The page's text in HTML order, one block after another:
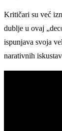
Kritičari su već
dublje u ovaj
ispunjava svoja
narativnih